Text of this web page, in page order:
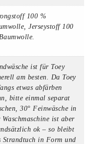
100 %
Jerseystoff 100
ist für Toey
am besten. Da Toey
etwas abfärben
bitte einmal separat
30° Feinwäsche in
Waschmaschine ist aber
ok – so bleibt
Strandtuch in Form und